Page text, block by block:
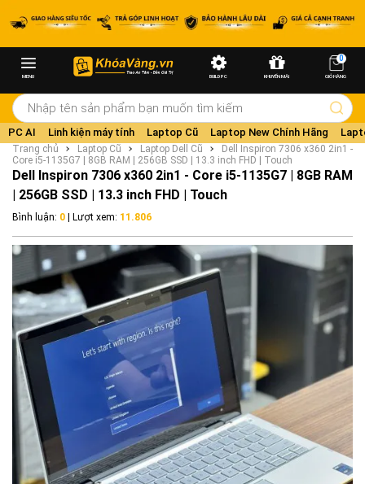
MENU BUILD PC KHUYẾN MÃI
0
GIỎ HÀNG
PC AI Linh kiện máy tính Laptop Cũ Laptop New Chính Hãng
Trang chủ Laptop Cũ Laptop Dell Cũ
Dell Inspiron 7306 x360 2in1 -
Core i5-1135G7 | 8GB RAM | 256GB SSD | 13.3 inch FHD | Touch
Dell Inspiron 7306 x360 2in1 - Core i5-1135G7 | 8GB RAM
| 256GB SSD | 13.3 inch FHD | Touch
Bình luận: 0 | Lượt xem: 11.806